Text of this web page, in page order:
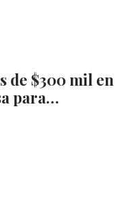
de $300 mil en
para…